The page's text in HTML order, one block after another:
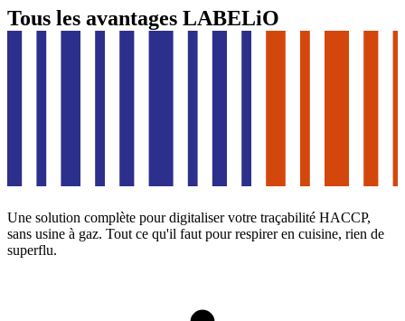
Tous les avantages LABELiO
Une solution complète pour digitaliser votre traçabilité HACCP,
sans usine à gaz. Tout ce qu'il faut pour respirer en cuisine, rien de
superflu.